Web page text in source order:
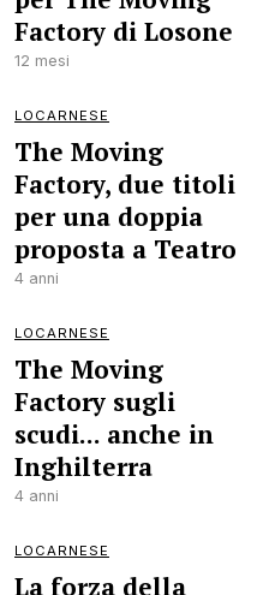
Factory di Losone
12 mesi
LOCARNESE
The Moving
Factory, due titoli
per una doppia
proposta a Teatro
4 anni
LOCARNESE
The Moving
Factory sugli
scudi... anche in
Inghilterra
4 anni
LOCARNESE
La forza della